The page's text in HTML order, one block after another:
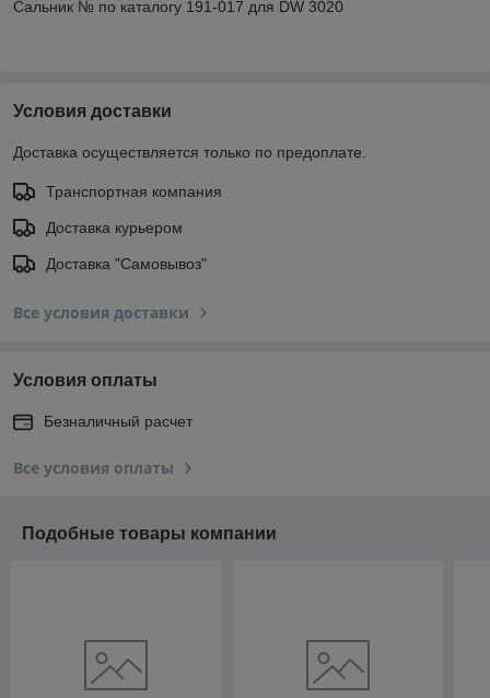
Сальник № по каталогу 191-017 для DW 3020
Условия доставки
Доставка осуществляется только по предоплате.
Транспортная компания
Доставка курьером
Доставка "Самовывоз"
Все условия доставки
Условия оплаты
Безналичный расчет
Все условия оплаты
Подобные товары компании